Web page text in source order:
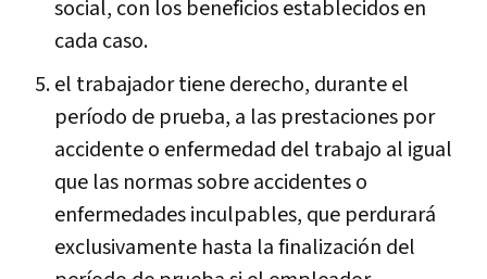
social, con los beneficios establecidos en
cada caso.
el trabajador tiene derecho, durante el
período de prueba, a las prestaciones por
accidente o enfermedad del trabajo al igual
que las normas sobre accidentes o
enfermedades inculpables, que perdurará
exclusivamente hasta la finalización del